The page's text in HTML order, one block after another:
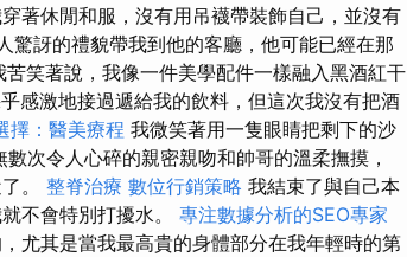
著休閒和服，沒有用吊襪帶裝飾自己，並沒有
驚訝的禮貌帶我到他的客廳，他可能已經在那
苦笑著說，我像一件美學配件一樣融入黑酒紅干
感激地接過遞給我的飲料，但這次我沒有把酒
擇：醫美療程 我微笑著用一隻眼睛把剩下的沙
次令人心碎的親密親吻和帥哥的溫柔撫摸，
。 整脊治療 數位行銷策略 我結束了與自己本
不會特別打擾水。 專注數據分析的SEO專家
尤其是當我最高貴的身體部分在我年輕時的第